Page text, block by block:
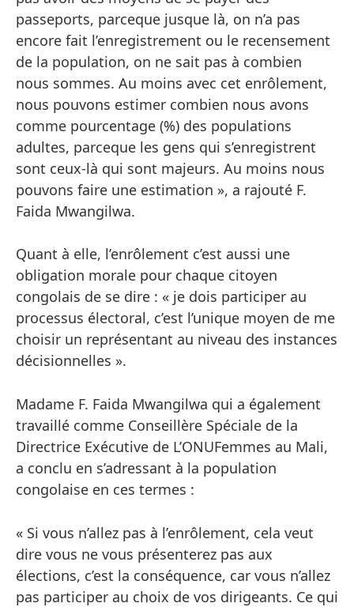
passeports, parceque jusque là, on n’a pas
encore fait l’enregistrement ou le recensement
de la population, on ne sait pas à combien
nous sommes. Au moins avec cet enrôlement,
nous pouvons estimer combien nous avons
comme pourcentage (%) des populations
adultes, parceque les gens qui s’enregistrent
sont ceux-là qui sont majeurs. Au moins nous
pouvons faire une estimation », a rajouté F.
Faida Mwangilwa.
Quant à elle, l’enrôlement c’est aussi une
obligation morale pour chaque citoyen
congolais de se dire : « je dois participer au
processus électoral, c’est l’unique moyen de me
choisir un représentant au niveau des instances
décisionnelles ».
Madame F. Faida Mwangilwa qui a également
travaillé comme Conseillère Spéciale de la
Directrice Exécutive de L’ONUFemmes au Mali,
a conclu en s’adressant à la population
congolaise en ces termes :
« Si vous n’allez pas à l’enrôlement, cela veut
dire vous ne vous présenterez pas aux
élections, c’est la conséquence, car vous n’allez
pas participer au choix de vos dirigeants. Ce qui